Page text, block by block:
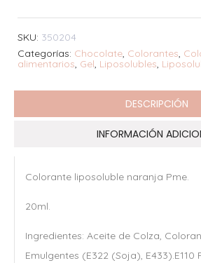
SKU: 350204
Categorías: Chocolate, Colorantes,
alimentarios, Gel, Liposolubles,
DESCRIPCIÓN
INFORMACIÓN
Colorante liposoluble naranja Pme.
20ml.
Ingredientes: Aceite de Colza,
Emulgentes (E322 (Soja), E433).E110